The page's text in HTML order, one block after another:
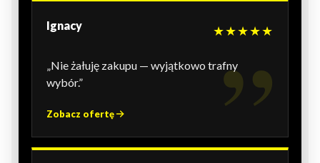
Ignacy ★★★★★
„Nie żałuję zakupu — wyjątkowo trafny
wybór.”
Zobacz ofertę